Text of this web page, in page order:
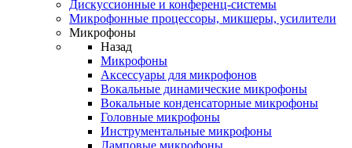
Дискуссионные и конференц-системы
Микрофонные процессоры, микшеры, усилители
Микрофоны
Назад
Микрофоны
Аксессуары для микрофонов
Вокальные динамические микрофоны
Вокальные конденсаторные микрофоны
Головные микрофоны
Инструментальные микрофоны
Ламповые микрофоны